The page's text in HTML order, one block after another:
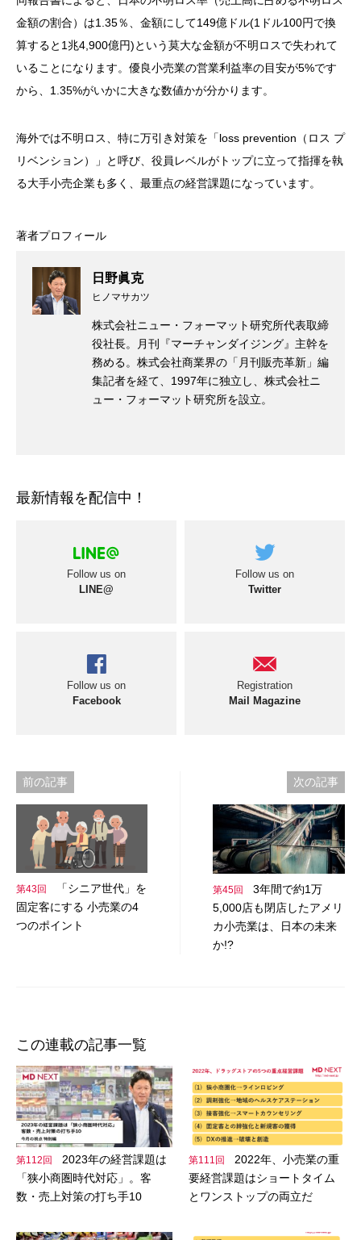
金額の割合）は1.35％、金額にして149億ドル(1ドル100円で換
算すると1兆4,900億円)という莫大な金額が不明ロスで失われて
いることになります。優良小売業の営業利益率の目安が5%です
から、1.35%がいかに大きな数値かが分かります。
海外では不明ロス、特に万引き対策を「loss prevention（ロス プ
リベンション）」と呼び、役員レベルがトップに立って指揮を執
る大手小売企業も多く、最重点の経営課題になっています。
著者プロフィール
日野眞克
ヒノマサカツ
株式会社ニュー・フォーマット研究所代表取締
役社長。月刊『マーチャンダイジング』主幹を
務める。株式会社商業界の「月刊販売革新」編
集記者を経て、1997年に独立し、株式会社ニ
ュー・フォーマット研究所を設立。
最新情報を配信中！
Follow us on
LINE@
Follow us on
Twitter
Follow us on
Facebook
Registration
Mail Magazine
投
ナ
ビ
ゲ
ー
前の記事
第43回
「シニア世代」を
固定客にする 小売業の4
つのポイント
次の記事
第45回
3年間で約1万
5,000店も閉店したアメリ
カ小売業は、日本の未来
か!?
この連載の記事一覧
第112回
2023年の経営課題は
「狭小商圏時代対応」。客
数・売上対策の打ち手10
第111回
2022年、小売業の重
要経営課題はショートタイム
とワンストップの両立だ